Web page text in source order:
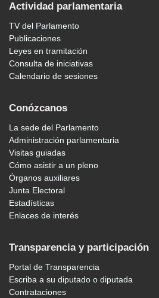
Actividad parlamentaria
TV del Parlamento
Publicaciones
Leyes en tramitación
Consulta de iniciativas
Calendario de sesiones
Conózcanos
La sede del Parlamento
Administración parlamentaria
Visitas guiadas
Cómo asistir a un pleno
Órganos auxiliares
Junta Electoral
Estadísticas
Enlaces de interés
Transparencia y participación
Portal de Transparencia
Escriba a su diputado o diputada
Contrataciones